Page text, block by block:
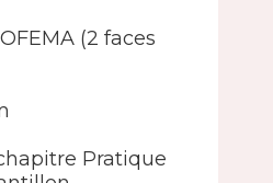
(2 faces
Pratique